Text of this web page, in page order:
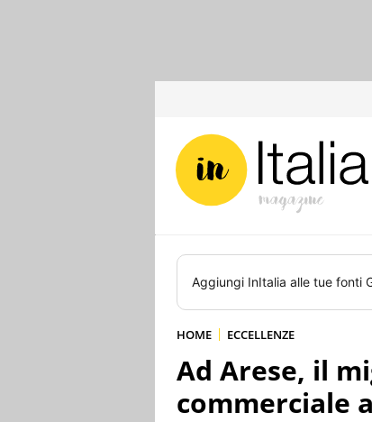
Aggiungi InItalia alle tue fonti
HOME ECCELLENZE
Ad Arese, il
commerciale